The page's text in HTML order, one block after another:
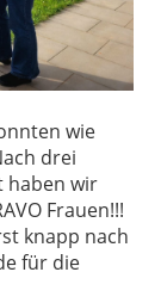
wie
drei
haben wir
Frauen!!!
knapp nach
für die